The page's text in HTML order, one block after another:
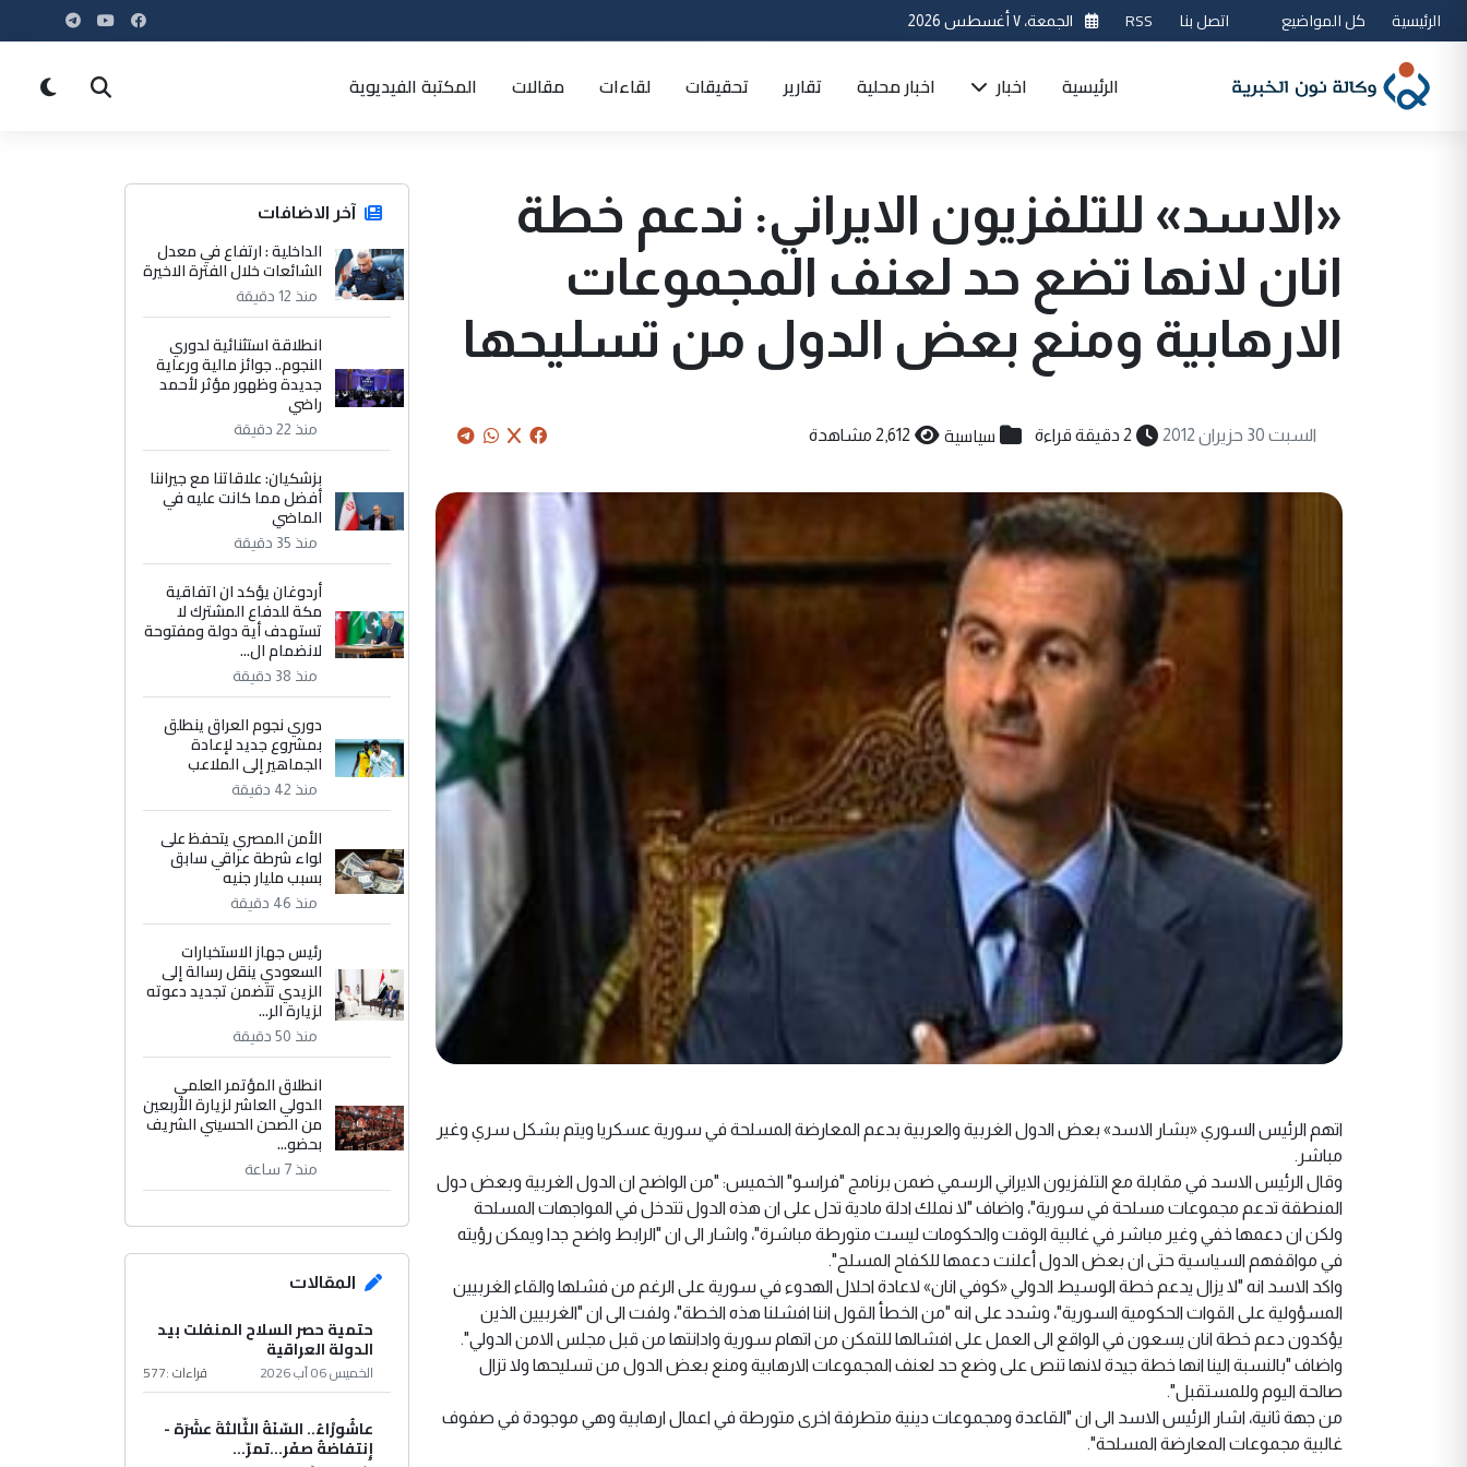
الرئيسية كل المواضيع اتصل بنا RSS الجمعة، ٧ أغسطس 2026
الرئيسية اخبار اخبار محلية تقارير تحقيقات لقاءات مقالات المكتبة الفيديوية
«الاسد» للتلفزيون الايراني: ندعم خطة
انان لانها تضع حد لعنف المجموعات
الارهابية ومنع بعض الدول من تسليحها
السبت 30 حزيران 2012 2 دقيقة قراءة سياسية 2,612 مشاهدة
اتهم الرئيس السوري «بشار الاسد» بعض الدول الغربية والعربية بدعم المعارضة المسلحة في سورية عسكريا ويتم بشكل سري وغير
مباشر.
وقال الرئيس الاسد في مقابلة مع التلفزيون الايراني الرسمي ضمن برنامج "فراسو" الخميس: "من الواضح ان الدول الغربية وبعض دول
المنطقة تدعم مجموعات مسلحة في سورية"، واضاف "لا نملك ادلة مادية تدل على ان هذه الدول تتدخل في المواجهات المسلحة
ولكن ان دعمها خفي وغير مباشر في غالبية الوقت والحكومات ليست متورطة مباشرة"، واشار الى ان "الرابط واضح جدا ويمكن رؤيته
في مواقفهم السياسية حتى ان بعض الدول أعلنت دعمها للكفاح المسلح".
واكد الاسد انه "لا يزال يدعم خطة الوسيط الدولي «كوفي انان» لاعادة احلال الهدوء في سورية على الرغم من فشلها والقاء الغربيين
المسؤولية على القوات الحكومية السورية"، وشدد على انه "من الخطأ القول اننا افشلنا هذه الخطة"، ولفت الى ان "الغربيين الذين
يؤكدون دعم خطة انان يسعون في الواقع الى العمل على افشالها للتمكن من اتهام سورية وادانتها من قبل مجلس الامن الدولي".
واضاف "بالنسبة الينا انها خطة جيدة لانها تنص على وضع حد لعنف المجموعات الارهابية ومنع بعض الدول من تسليحها ولا تزال
صالحة اليوم وللمستقبل".
من جهة ثانية، اشار الرئيس الاسد الى ان "القاعدة ومجموعات دينية متطرفة اخرى متورطة في اعمال ارهابية وهي موجودة في صفوف
غالبية مجموعات المعارضة المسلحة".
آخر الاضافات
الداخلية : ارتفاع في معدل
الشائعات خلال الفترة الاخيرة
منذ 12 دقيقة
انطلاقة استثنائية لدوري
النجوم.. جوائز مالية ورعاية
جديدة وظهور مؤثر لأحمد
راضي
منذ 22 دقيقة
بزشكيان: علاقاتنا مع جيراننا
أفضل مما كانت عليه في
الماضي
منذ 35 دقيقة
أردوغان يؤكد ان اتفاقية
مكة للدفاع المشترك لا
تستهدف أية دولة ومفتوحة
لانضمام ال...
منذ 38 دقيقة
دوري نجوم العراق ينطلق
بمشروع جديد لإعادة
الجماهير إلى الملاعب
منذ 42 دقيقة
الأمن المصري يتحفظ على
لواء شرطة عراقي سابق
بسبب مليار جنيه
منذ 46 دقيقة
رئيس جهاز الاستخبارات
السعودي ينقل رسالة إلى
الزيدي تتضمن تجديد دعوته
لزيارة الر...
منذ 50 دقيقة
انطلاق المؤتمر العلمي
الدولي العاشر لزيارة الأربعين
من الصحن الحسيني الشريف
بحضو...
منذ 7 ساعة
المقالات
حتمية حصر السلاح المنفلت بيد
الدولة العراقية
الخميس 06 آب 2026 قراءات :577
عاشُورْاءُ.. السّنَةُ الثّالثةَ عشَرَة -
إِنتفاضةُ صفَر…تمرّ...